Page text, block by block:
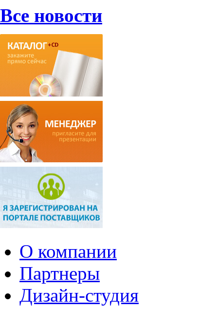
Все новости
О компании
Партнеры
Дизайн-студия